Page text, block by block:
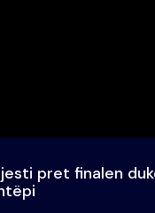
pret finalen